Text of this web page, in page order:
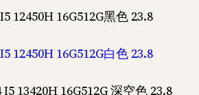
12450H 16G512G黑色 23.8
12450H 16G512G白色 23.8
13420H 16G512G 深空色 23.8